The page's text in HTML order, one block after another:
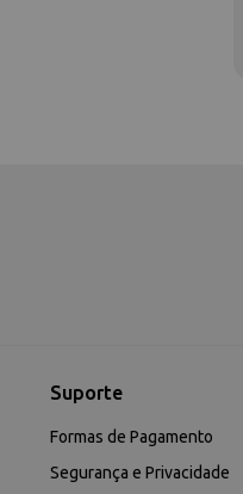
Suporte
Formas de Pagamento
Segurança e Privacidade